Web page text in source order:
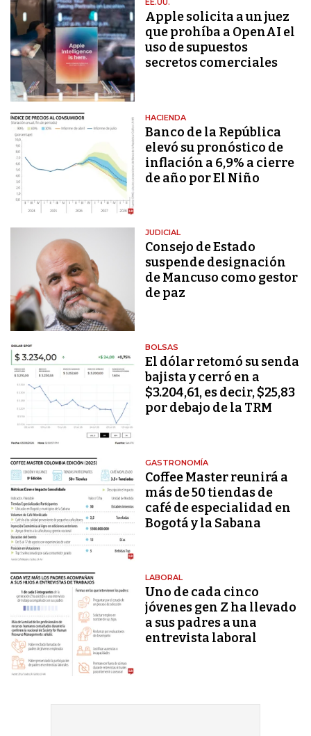
EE.UU.
Apple solicita a un juez
que prohíba a OpenAI el
uso de supuestos
secretos comerciales
HACIENDA
Banco de la República
elevó su pronóstico de
inflación a 6,9% a cierre
de año por El Niño
JUDICIAL
Consejo de Estado
suspende designación
de Mancuso como gestor
de paz
BOLSAS
El dólar retomó su senda
bajista y cerró en a
$3.204,61, es decir, $25,83
por debajo de la TRM
GASTRONOMÍA
Coffee Master reunirá a
más de 50 tiendas de
café de especialidad en
Bogotá y la Sabana
LABORAL
Uno de cada cinco
jóvenes gen Z ha llevado
a sus padres a una
entrevista laboral